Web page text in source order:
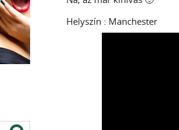
Helyszín : Manchester